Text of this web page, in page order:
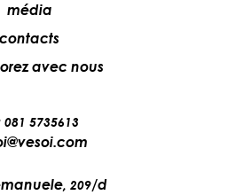
média
contacts
avec nous
081 5735613
209/d